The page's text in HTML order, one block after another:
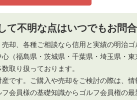
て不明な点はいつでもお問
却、各種ご相談なら信用と実績の明治ゴ
（福島県・茨城県・千葉県・埼玉県・
取り扱っております。
です。ご購入や売却をご検討の際は、
会員様の基礎知識からゴルフ会員権の